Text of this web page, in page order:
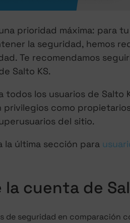
prioridad máxima: para
la seguridad, hemos
Te recomendamos
Salto KS.
todos los usuarios de Salto
privilegios como
del sitio.
la última sección para
cuenta de
de seguridad en comparación